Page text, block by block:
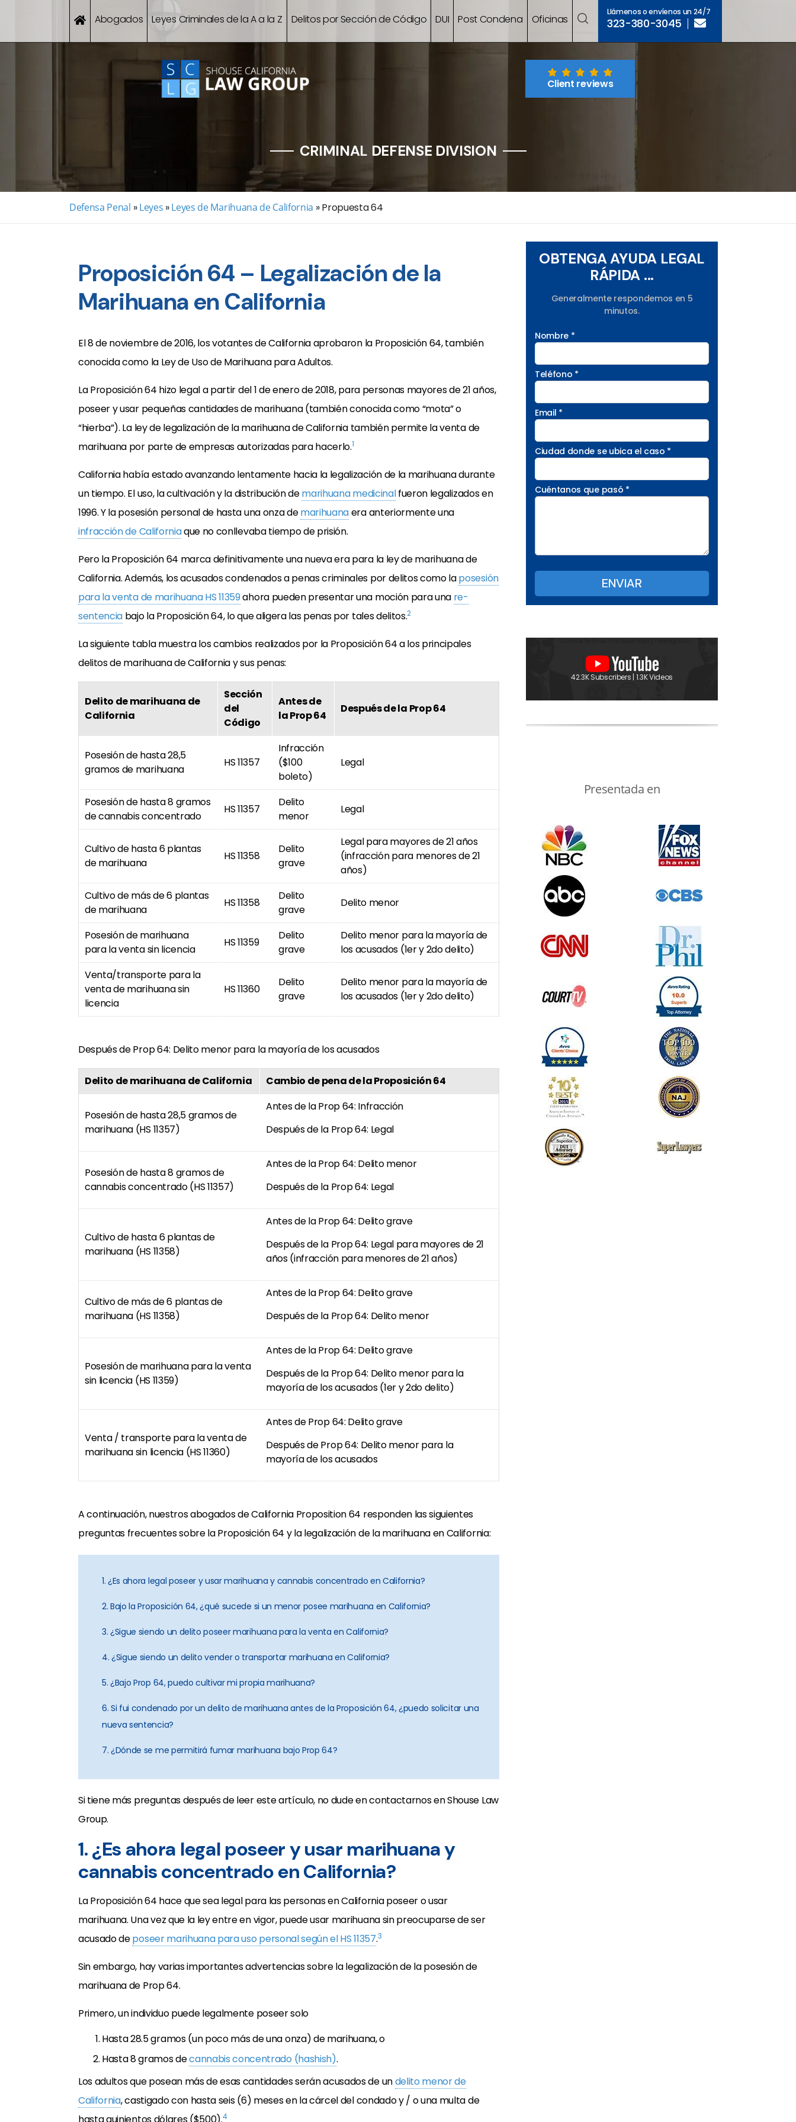
Abogados Leyes Criminales de la A a la Z Delitos por Sección de Código DUI Post Condena Oficinas
Llámenos o envíenos un 24/7
323-380-3045
Client reviews
CRIMINAL DEFENSE DIVISION
Defensa Penal » Leyes »Leyes de Marihuana de California »Propuesta 64
Proposición 64 – Legalización de la
Marihuana en California
El 8 de noviembre de 2016, los votantes de California aprobaron la Proposición 64, también
conocida como la Ley de Uso de Marihuana para Adultos.
La Proposición 64 hizo legal a partir del 1 de enero de 2018, para personas mayores de 21 años,
poseer y usar pequeñas cantidades de marihuana (también conocida como “mota” o
“hierba”). La ley de legalización de la marihuana de California también permite la venta de
marihuana por parte de empresas autorizadas para hacerlo.1
California había estado avanzando lentamente hacia la legalización de la marihuana durante
un tiempo. El uso, la cultivación y la distribución demarihuana medicinalfueron legalizados en
1996. Y la posesión personal de hasta una onza demarihuanaera anteriormente una
infracción de Californiaque no conllevaba tiempo de prisión.
Pero la Proposición 64 marca definitivamente una nueva era para la ley de marihuana de
California. Además, los acusados condenados a penas criminales por delitos como laposesión
para la venta de marihuana HS 11359ahora pueden presentar una moción para una re-
sentencia bajo la Proposición 64, lo que aligera las penas por tales delitos.2
La siguiente tabla muestra los cambios realizados por la Proposición 64 a los principales
delitos de marihuana de California y sus penas:
Delito de marihuana de
California
Sección
del
Código
Antes de
la Prop 64
Después de la Prop 64
Posesión de hasta 28,5
gramos de marihuana
HS 11357
Infracción
($100
boleto)
Legal
Posesión de hasta 8 gramos
de cannabis concentrado
HS 11357
Delito
menor
Legal
Cultivo de hasta 6 plantas
de marihuana
HS 11358
Delito
grave
Legal para mayores de 21 años
(infracción para menores de 21
años)
Cultivo de más de 6 plantas
de marihuana
HS 11358
Delito
grave
Delito menor
Posesión de marihuana
para la venta sin licencia
HS 11359
Delito
grave
Delito menor para la mayoría de
los acusados (1er y 2do delito)
Venta/transporte para la
venta de marihuana sin
licencia
HS 11360
Delito
grave
Delito menor para la mayoría de
los acusados (1er y 2do delito)
Después de Prop 64: Delito menor para la mayoría de los acusados
Delito de marihuana de California Cambio de pena de la Proposición 64
Posesión de hasta 28,5 gramos de
marihuana (HS 11357)
Antes de la Prop 64: Infracción
Después de la Prop 64: Legal
Posesión de hasta 8 gramos de
cannabis concentrado (HS 11357)
Antes de la Prop 64: Delito menor
Después de la Prop 64: Legal
Cultivo de hasta 6 plantas de
marihuana (HS 11358)
Antes de la Prop 64: Delito grave
Después de la Prop 64: Legal para mayores de 21
años (infracción para menores de 21 años)
Cultivo de más de 6 plantas de
marihuana (HS 11358)
Antes de la Prop 64: Delito grave
Después de la Prop 64: Delito menor
Posesión de marihuana para la venta
sin licencia (HS 11359)
Antes de la Prop 64: Delito grave
Después de la Prop 64: Delito menor para la
mayoría de los acusados (1er y 2do delito)
Venta / transporte para la venta de
marihuana sin licencia (HS 11360)
Antes de Prop 64: Delito grave
Después de Prop 64: Delito menor para la
mayoría de los acusados
A continuación, nuestros abogados de California Proposition 64 responden las siguientes
preguntas frecuentes sobre la Proposición 64 y la legalización de la marihuana en California:
1. ¿Es ahora legal poseer y usar marihuana y cannabis concentrado en California?
2. Bajo la Proposición 64, ¿qué sucede si un menor posee marihuana en California?
3. ¿Sigue siendo un delito poseer marihuana para la venta en California?
4. ¿Sigue siendo un delito vender o transportar marihuana en California?
5. ¿Bajo Prop 64, puedo cultivar mi propia marihuana?
6. Si fui condenado por un delito de marihuana antes de la Proposición 64, ¿puedo solicitar una
nueva sentencia?
7. ¿Dónde se me permitirá fumar marihuana bajo Prop 64?
Si tiene más preguntas después de leer este artículo, no dude en contactarnos en Shouse Law
Group.
1. ¿Es ahora legal poseer y usar marihuana y
cannabis concentrado en California?
La Proposición 64 hace que sea legal para las personas en California poseer o usar
marihuana. Una vez que la ley entre en vigor, puede usar marihuana sin preocuparse de ser
acusado deposeer marihuana para uso personal según el HS 11357.3
Sin embargo, hay varias importantes advertencias sobre la legalización de la posesión de
marihuana de Prop 64.
Primero, un individuo puede legalmente poseer solo
Hasta 28.5 gramos (un poco más de una onza) de marihuana, o
Hasta 8 gramos decannabis concentrado (hashish).
Los adultos que posean más de esas cantidades serán acusadosde undelito menor de
California, castigado con hasta seis (6) meses en la cárcel del condado y / o una multa de
4
OBTENGA AYUDA LEGAL
RÁPIDA ...
Generalmente respondemos en 5
minutos.
Nombre *
Teléfono *
Email *
Ciudad donde se ubica el caso *
Cuéntanos que pasó *
42.3K Subscribers | 1.3K Videos
Presentada en